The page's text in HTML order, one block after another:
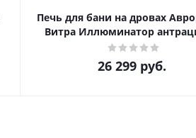
Печь для бани на дровах
Витра Иллюминатор
26 299руб.